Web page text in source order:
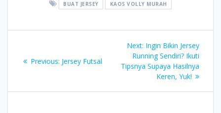
BUAT JERSEY KAOS VOLLY MURAH
navigation
Previous: Previous
Jersey Futsal
Next: Next
post:
Ingin Bikin Jersey
Running Sendiri? Ikuti
Tipsnya Supaya Hasilnya
Keren, Yuk!